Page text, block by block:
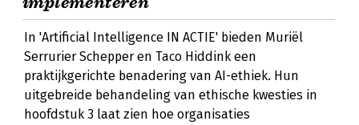
In 'Artificial Intelligence IN ACTIE' bieden Muriël
Serrurier Schepper en Taco Hiddink een
praktijkgerichte benadering van AI-ethiek. Hun
uitgebreide behandeling van ethische kwesties in
hoofdstuk 3 laat zien hoe organisaties